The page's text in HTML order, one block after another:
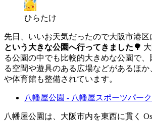
ひらたけ
先日、いいお天気だったので大阪市港区
という大きな公園へ行ってきました🌳
る公園の中でも比較的大きめな公園で
る空間や遊具のある広場などがあるほ
や体育館も整備されています。
八幡屋公園 - 八幡屋スポーツパー
八幡屋公園は、大阪市内を東西に貫く